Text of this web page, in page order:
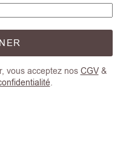
vous acceptez nos CGV&
.